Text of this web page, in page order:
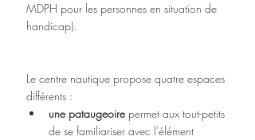
MDPH pour les personnes en situation de
handicap).
Le centre nautique propose quatre espaces
différents :
une pataugeoire permet aux tout-petits
de se familiariser avec l’élément